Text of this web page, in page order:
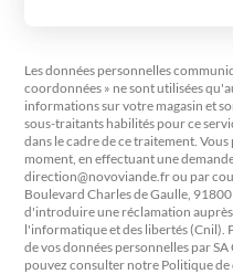
Les données personnelles
coordonnées » ne sont utilisées
informations sur votre magasin et
sous-traitants habilités pour ce
dans le cadre de ce traitement.
moment, en effectuant une
direction@novoviande.frou par
Boulevard Charles de Gaulle,
d'introduire une réclamation
l'informatique et des libertés
de vos données personnelles par
pouvez consulter notre Politique de